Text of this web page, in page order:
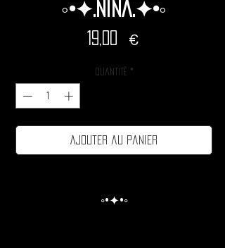
◦•✦.Nina.✦•◦
19,00 €Prix
Quantité *
Ajouter au panier
◦•✦•◦